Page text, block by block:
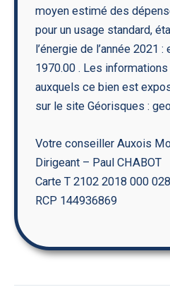
moyen estimé des
pour un usage standard,
l’énergie de l’année 2021
1970.00 . Les
auxquels ce bien est
sur le site Géorisques :
Votre conseiller Auxois
Dirigeant – Paul CHABOT
Carte T 2102 2018 000
RCP 144936869